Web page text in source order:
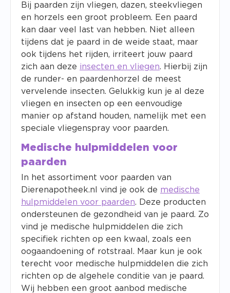
Bij paarden zijn vliegen, dazen, steekvliegen
en horzels een groot probleem. Een paard
kan daar veel last van hebben. Niet alleen
tijdens dat je paard in de weide staat, maar
ook tijdens het rijden, irriteert jouw paard
zich aan deze insecten en vliegen. Hierbij zijn
de runder- en paardenhorzel de meest
vervelende insecten. Gelukkig kun je al deze
vliegen en insecten op een eenvoudige
manier op afstand houden, namelijk met een
speciale vliegenspray voor paarden.
Medische hulpmiddelen voor
paarden
In het assortiment voor paarden van
Dierenapotheek.nl vind je ook de medische
hulpmiddelen voor paarden. Deze producten
ondersteunen de gezondheid van je paard. Zo
vind je medische hulpmiddelen die zich
specifiek richten op een kwaal, zoals een
oogaandoening of rotstraal. Maar kun je ook
terecht voor medische hulpmiddelen die zich
richten op de algehele conditie van je paard.
Wij hebben een groot aanbod medische